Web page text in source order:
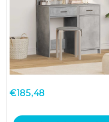
productpagina
€185,48